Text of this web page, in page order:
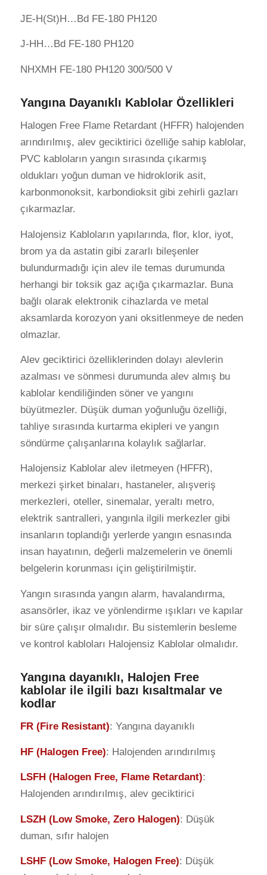
JE-H(St)H…Bd FE-180 PH120
J-HH…Bd FE-180 PH120
NHXMH FE-180 PH120 300/500 V
Yangına Dayanıklı Kablolar Özellikleri
Halogen Free Flame Retardant (HFFR) halojenden
arındırılmış, alev geciktirici özelliğe sahip kablolar,
PVC kabloların yangın sırasında çıkarmış
oldukları yoğun duman ve hidroklorik asit,
karbonmonoksit, karbondioksit gibi zehirli gazları
çıkarmazlar.
Halojensiz Kabloların yapılarında, flor, klor, iyot,
brom ya da astatin gibi zararlı bileşenler
bulundurmadığı için alev ile temas durumunda
herhangi bir toksik gaz açığa çıkarmazlar. Buna
bağlı olarak elektronik cihazlarda ve metal
aksamlarda korozyon yani oksitlenmeye de neden
olmazlar.
Alev geciktirici özelliklerinden dolayı alevlerin
azalması ve sönmesi durumunda alev almış bu
kablolar kendiliğinden söner ve yangını
büyütmezler. Düşük duman yoğunluğu özelliği,
tahliye sırasında kurtarma ekipleri ve yangın
söndürme çalışanlarına kolaylık sağlarlar.
Halojensiz Kablolar alev iletmeyen (HFFR),
merkezi şirket binaları, hastaneler, alışveriş
merkezleri, oteller, sinemalar, yeraltı metro,
elektrik santralleri, yangınla ilgili merkezler gibi
insanların toplandığı yerlerde yangın esnasında
insan hayatının, değerli malzemelerin ve önemli
belgelerin korunması için geliştirilmiştir.
Yangın sırasında yangın alarm, havalandırma,
asansörler, ikaz ve yönlendirme ışıkları ve kapılar
bir süre çalışır olmalıdır. Bu sistemlerin besleme
ve kontrol kabloları Halojensiz Kablolar olmalıdır.
Yangına dayanıklı, Halojen Free
kablolar ile ilgili bazı kısaltmalar ve
kodlar
FR (Fire Resistant): Yangına dayanıklı
HF (Halogen Free): Halojenden arındırılmış
LSFH (Halogen Free, Flame Retardant):
Halojenden arındırılmış, alev geciktirici
LSZH (Low Smoke, Zero Halogen): Düşük
duman, sıfır halojen
LSHF (Low Smoke, Halogen Free): Düşük